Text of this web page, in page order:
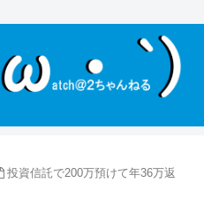
投資信託で200万預けて年36万返